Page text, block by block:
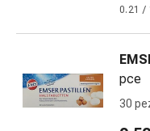
ferite
tiraggio
Tamponi
0.21 /
pce
30